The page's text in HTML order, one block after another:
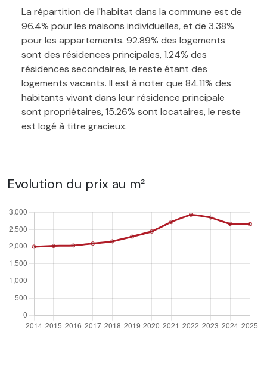
La répartition de l'habitat dans la commune est de
96.4% pour les maisons individuelles, et de 3.38%
pour les appartements. 92.89% des logements
sont des résidences principales, 1.24% des
résidences secondaires, le reste étant des
logements vacants. Il est à noter que 84.11% des
habitants vivant dans leur résidence principale
sont propriétaires, 15.26% sont locataires, le reste
est logé à titre gracieux.
Evolution du prix au m²